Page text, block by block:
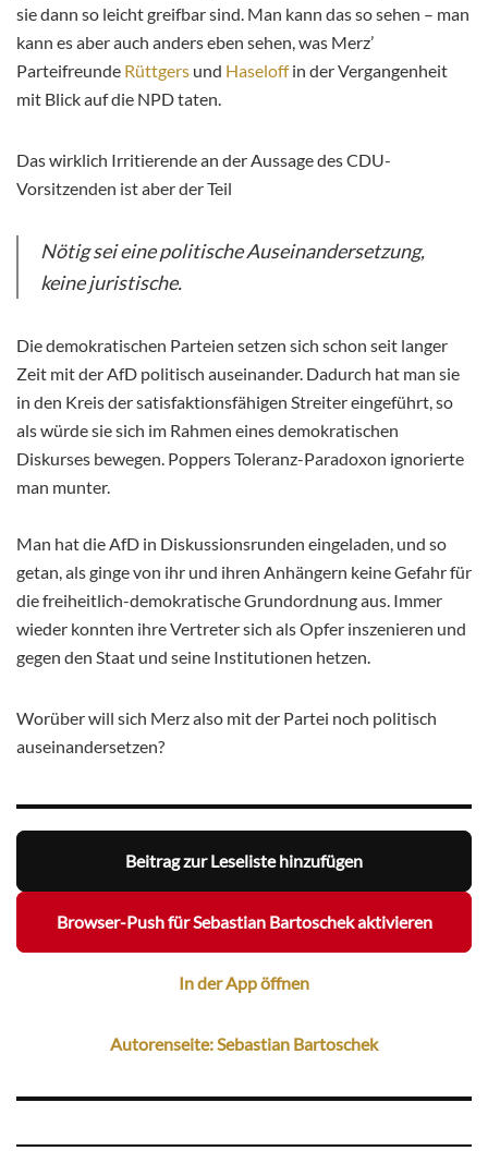
sie dann so leicht greifbar sind. Man kann das so sehen – man
kann es aber auch anders eben sehen, was Merz’
Parteifreunde Rüttgers und Haseloffin der Vergangenheit
mit Blick auf die NPD taten.
Das wirklich Irritierende an der Aussage des CDU-
Vorsitzenden ist aber der Teil
Nötig sei eine politische Auseinandersetzung,
keine juristische.
Die demokratischen Parteien setzen sich schon seit langer
Zeit mit der AfD politisch auseinander. Dadurch hat man sie
in den Kreis der satisfaktionsfähigen Streiter eingeführt, so
als würde sie sich im Rahmen eines demokratischen
Diskurses bewegen. Poppers Toleranz-Paradoxon ignorierte
man munter.
Man hat die AfD in Diskussionsrunden eingeladen, und so
getan, als ginge von ihr und ihren Anhängern keine Gefahr für
die freiheitlich-demokratische Grundordnung aus. Immer
wieder konnten ihre Vertreter sich als Opfer inszenieren und
gegen den Staat und seine Institutionen hetzen.
Worüber will sich Merz also mit der Partei noch politisch
auseinandersetzen?
Beitrag zur Leseliste hinzufügen
Browser-Push für Sebastian Bartoschek aktivieren
In der App öffnen
Autorenseite: Sebastian Bartoschek